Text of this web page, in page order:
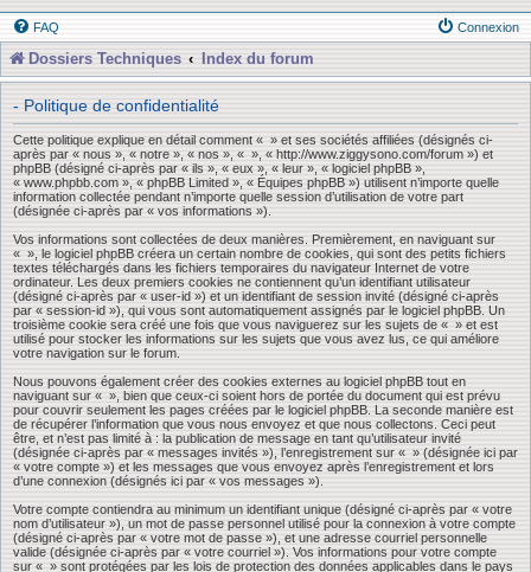
FAQ Connexion
Dossiers Techniques Index du forum
- Politique de confidentialité
Cette politique explique en détail comment « » et ses sociétés affiliées (désignés ci-
après par « nous », « notre », « nos », « », « http://www.ziggysono.com/forum ») et
phpBB (désigné ci-après par « ils », « eux », « leur », « logiciel phpBB »,
« www.phpbb.com », « phpBB Limited », « Équipes phpBB ») utilisent n’importe quelle
information collectée pendant n’importe quelle session d’utilisation de votre part
(désignée ci-après par « vos informations »).
Vos informations sont collectées de deux manières. Premièrement, en naviguant sur
« », le logiciel phpBB créera un certain nombre de cookies, qui sont des petits fichiers
textes téléchargés dans les fichiers temporaires du navigateur Internet de votre
ordinateur. Les deux premiers cookies ne contiennent qu’un identifiant utilisateur
(désigné ci-après par « user-id ») et un identifiant de session invité (désigné ci-après
par « session-id »), qui vous sont automatiquement assignés par le logiciel phpBB. Un
troisième cookie sera créé une fois que vous naviguerez sur les sujets de « » et est
utilisé pour stocker les informations sur les sujets que vous avez lus, ce qui améliore
votre navigation sur le forum.
Nous pouvons également créer des cookies externes au logiciel phpBB tout en
naviguant sur « », bien que ceux-ci soient hors de portée du document qui est prévu
pour couvrir seulement les pages créées par le logiciel phpBB. La seconde manière est
de récupérer l’information que vous nous envoyez et que nous collectons. Ceci peut
être, et n’est pas limité à : la publication de message en tant qu’utilisateur invité
(désignée ci-après par « messages invités »), l’enregistrement sur « » (désignée ici par
« votre compte ») et les messages que vous envoyez après l’enregistrement et lors
d’une connexion (désignés ici par « vos messages »).
Votre compte contiendra au minimum un identifiant unique (désigné ci-après par « votre
nom d’utilisateur »), un mot de passe personnel utilisé pour la connexion à votre compte
(désigné ci-après par « votre mot de passe »), et une adresse courriel personnelle
valide (désignée ci-après par « votre courriel »). Vos informations pour votre compte
sur « » sont protégées par les lois de protection des données applicables dans le pays